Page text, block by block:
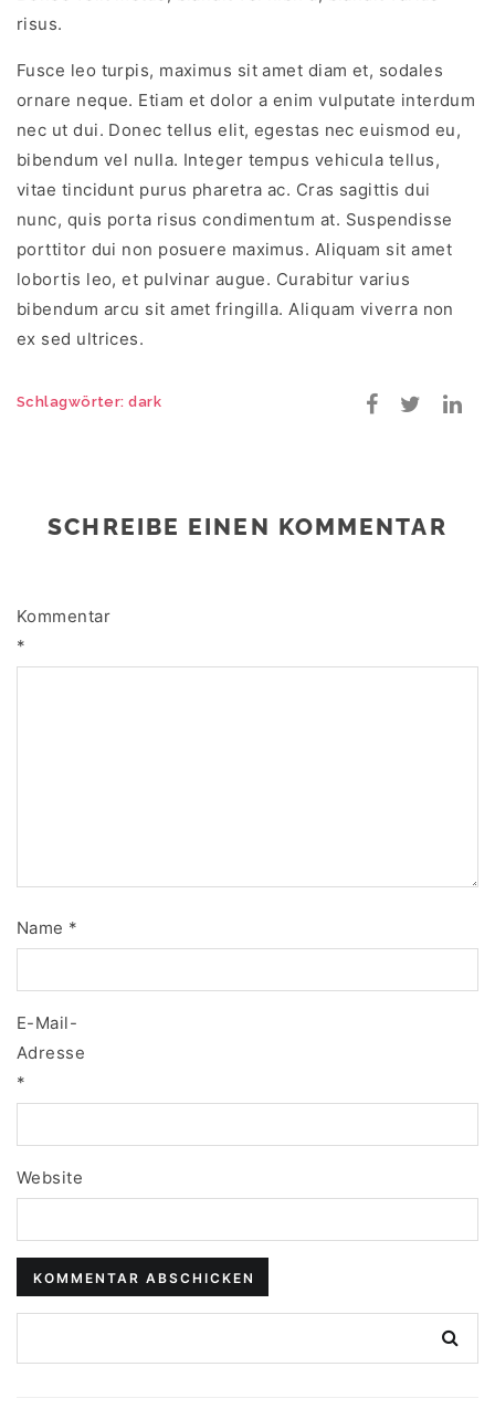
risus.
Fusce leo turpis, maximus sit amet diam et, sodales
ornare neque. Etiam et dolor a enim vulputate interdum
nec ut dui. Donec tellus elit, egestas nec euismod eu,
bibendum vel nulla. Integer tempus vehicula tellus,
vitae tincidunt purus pharetra ac. Cras sagittis dui
nunc, quis porta risus condimentum at. Suspendisse
porttitor dui non posuere maximus. Aliquam sit amet
lobortis leo, et pulvinar augue. Curabitur varius
bibendum arcu sit amet fringilla. Aliquam viverra non
ex sed ultrices.
Schlagwörter:dark
SCHREIBE EINEN KOMMENTAR
Kommentar
*
Name *
E-Mail-
Adresse
*
Website